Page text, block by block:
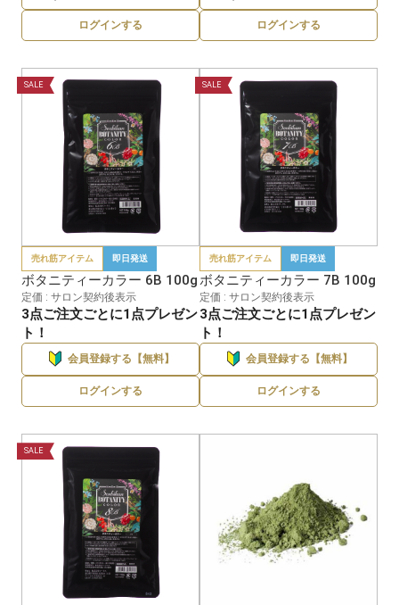
ログインする ログインする
SALE
売れ筋アイテム 即日発送
ボタニティーカラー 6B 100g
定価 : サロン契約後表示
3点ご注文ごとに1点プレゼン
ト！
会員登録する【無料】
ログインする
SALE
売れ筋アイテム 即日発送
ボタニティーカラー 7B 100g
定価 : サロン契約後表示
3点ご注文ごとに1点プレゼン
ト！
会員登録する【無料】
ログインする
SALE